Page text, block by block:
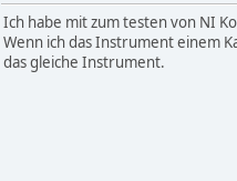
Ich habe mit zum testen von NI
Wenn ich das Instrument einem
das gleiche Instrument.